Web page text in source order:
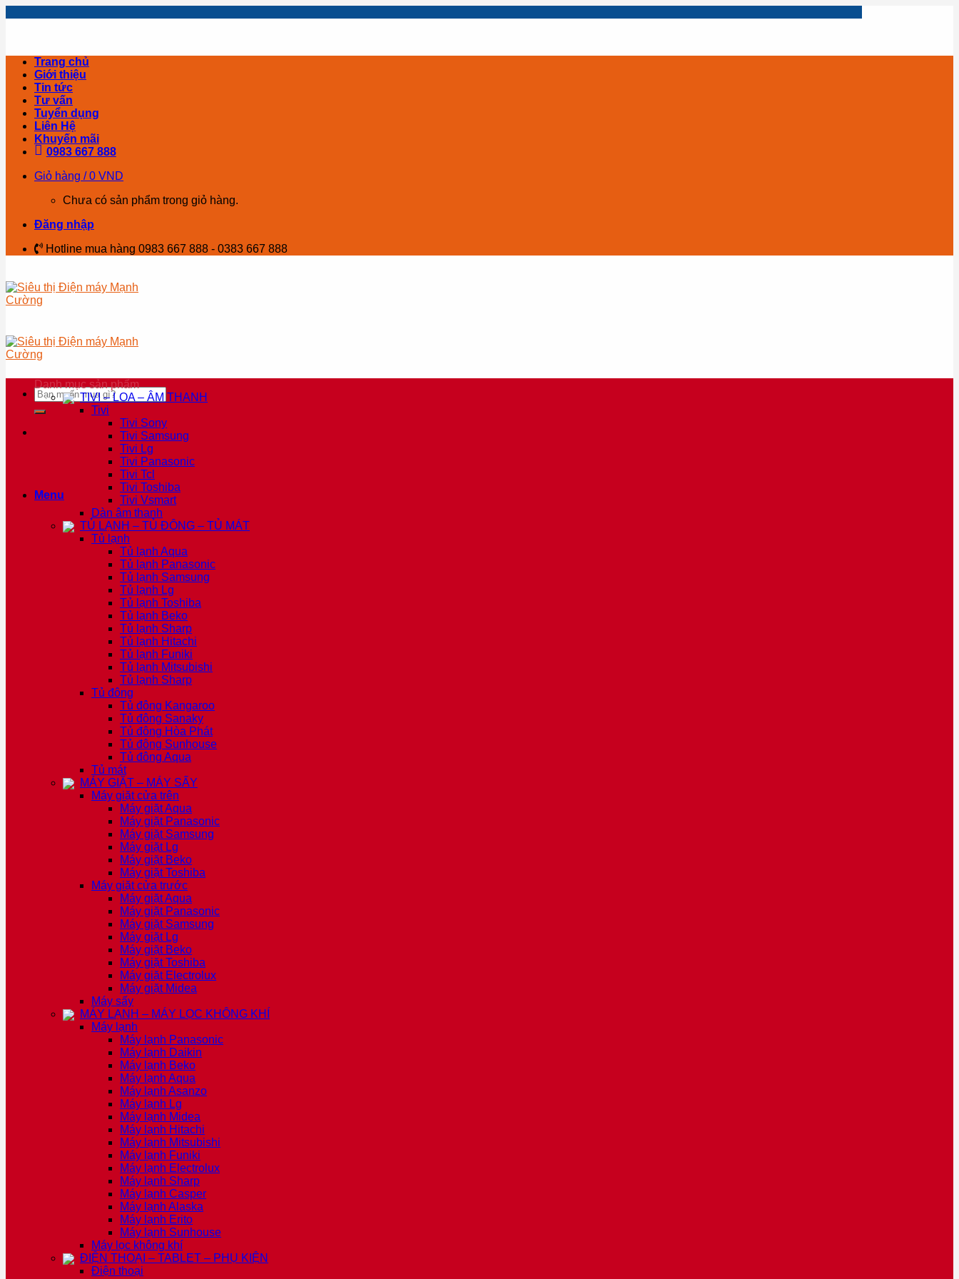
Trang chủ
Giới thiệu
Tin tức
Tư vấn
Tuyển dụng
Liên Hệ
Khuyến mãi
0983 667 888
Giỏ hàng /0 VND
Chưa có sản phẩm trong giỏ hàng.
Đăng nhập
Hotline mua hàng 0983 667 888 - 0383 667 888
Tìm
kiếm:
Menu
Danh mục sản phẩm
TIVI – LOA – ÂM THANH
Tivi
Tivi Sony
Tivi Samsung
Tivi Lg
Tivi Panasonic
Tivi Tcl
Tivi Toshiba
Tivi Vsmart
Dàn âm thanh
TỦ LẠNH – TỦ ĐÔNG – TỦ MÁT
Tủ lạnh
Tủ lạnh Aqua
Tủ lạnh Panasonic
Tủ lạnh Samsung
Tủ lạnh Lg
Tủ lạnh Toshiba
Tủ lạnh Beko
Tủ lạnh Sharp
Tủ lạnh Hitachi
Tủ lạnh Funiki
Tủ lạnh Mitsubishi
Tủ lạnh Sharp
Tủ đông
Tủ đông Kangaroo
Tủ đông Sanaky
Tủ đông Hòa Phát
Tủ đông Sunhouse
Tủ đông Aqua
Tủ mát
MÁY GIẶT – MÁY SẤY
Máy giặt cửa trên
Máy giặt Aqua
Máy giặt Panasonic
Máy giặt Samsung
Máy giặt Lg
Máy giặt Beko
Máy giặt Toshiba
Máy giặt cửa trước
Máy giặt Aqua
Máy giặt Panasonic
Máy giặt Samsung
Máy giặt Lg
Máy giặt Beko
Máy giặt Toshiba
Máy giặt Electrolux
Máy giặt Midea
Máy sấy
MÁY LẠNH – MÁY LỌC KHÔNG KHÍ
Máy lạnh
Máy lạnh Panasonic
Máy lạnh Daikin
Máy lạnh Beko
Máy lạnh Aqua
Máy lạnh Asanzo
Máy lạnh Lg
Máy lạnh Midea
Máy lạnh Hitachi
Máy lạnh Mitsubishi
Máy lạnh Funiki
Máy lạnh Electrolux
Máy lạnh Sharp
Máy lạnh Casper
Máy lạnh Alaska
Máy lạnh Erito
Máy lạnh Sunhouse
Máy lọc không khí
ĐIỆN THOẠI – TABLET – PHỤ KIỆN
Điện thoại